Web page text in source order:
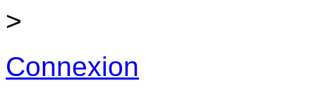
>
Connexion